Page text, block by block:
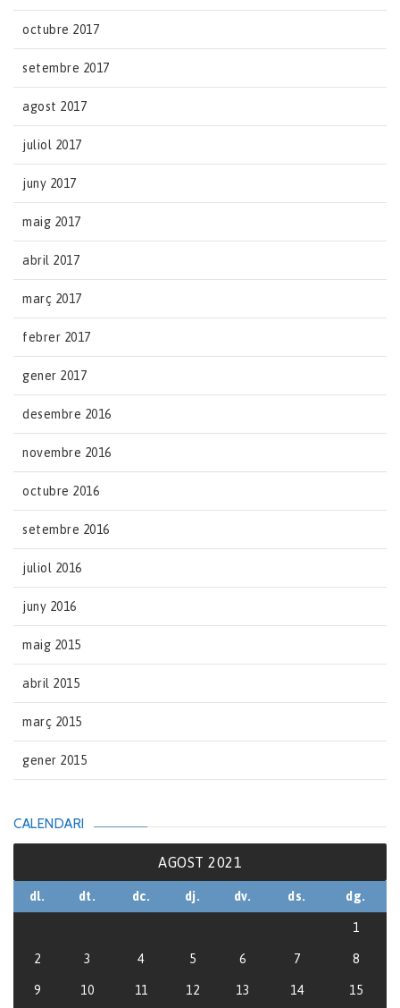
octubre 2017
setembre 2017
agost 2017
juliol 2017
juny 2017
maig 2017
abril 2017
març 2017
febrer 2017
gener 2017
desembre 2016
novembre 2016
octubre 2016
setembre 2016
juliol 2016
juny 2016
maig 2015
abril 2015
març 2015
gener 2015
CALENDARI
AGOST 2021
dl. dt. dc. dj. dv. ds. dg.
1
2 3 4 5 6 7 8
9 10 11 12 13 14 15